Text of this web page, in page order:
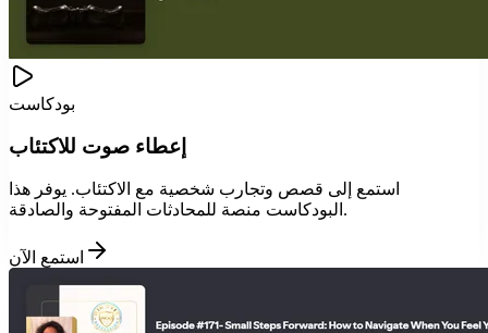
بودكاست
إعطاء صوت للاكتئاب
استمع إلى قصص وتجارب شخصية مع الاكتئاب. يوفر هذا
البودكاست منصة للمحادثات المفتوحة والصادقة.
استمع الآن